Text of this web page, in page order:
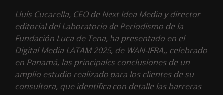
Lluís Cucarella, CEO de Next Idea Media y director
editorial del Laboratorio de Periodismo de la
Fundación Luca de Tena, ha presentado en el
Digital Media LATAM 2025, de WAN-IFRA,, celebrado
en Panamá, las principales conclusiones de un
amplio estudio realizado para los clientes de su
consultora, que identifica con detalle las barreras